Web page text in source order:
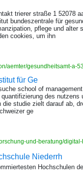
trierer straße 1 52078
bundeszentrale für
pflege und
cookies, um ihn
aemter/gesundheitsamt-a-
für Ge
school of
des nutzens
studie zielt darauf ab,
ge
und-beratung/
Niederrh
Hochschulen